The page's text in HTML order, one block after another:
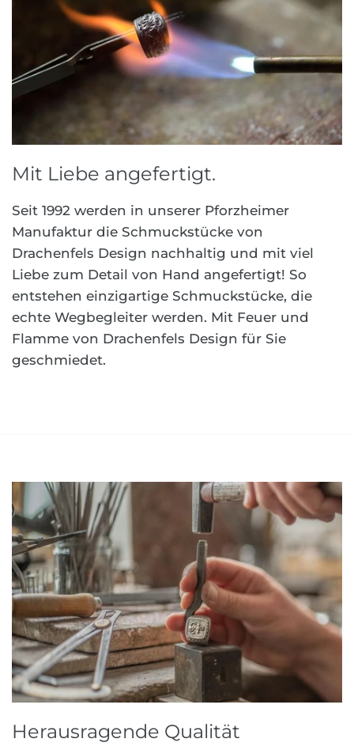
Mit Liebe angefertigt.
Seit 1992 werden in unserer Pforzheimer
Manufaktur die Schmuckstücke von
Drachenfels Design nachhaltig und mit viel
Liebe zum Detail von Hand angefertigt! So
entstehen einzigartige Schmuckstücke, die
echte Wegbegleiter werden. Mit Feuer und
Flamme von Drachenfels Design für Sie
geschmiedet.
Herausragende Qualität